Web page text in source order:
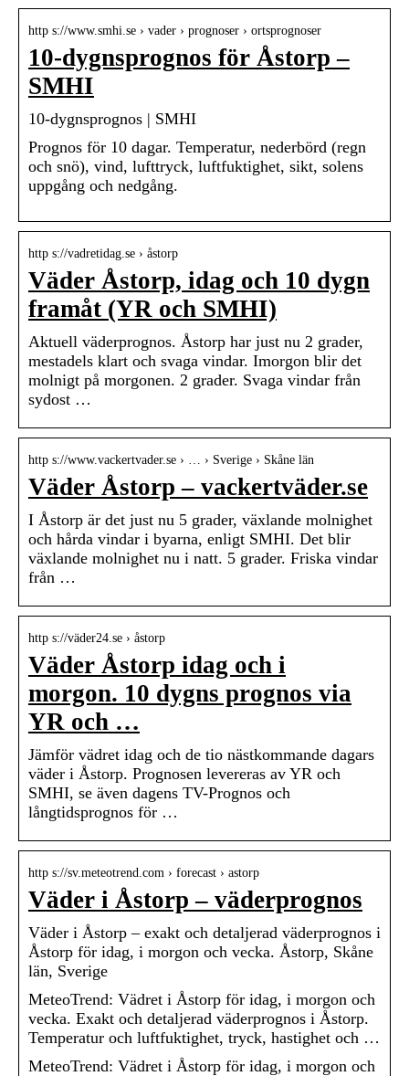
http s://www.smhi.se › vader › prognoser › ortsprognoser
10-dygnsprognos för Åstorp –
SMHI
10-dygnsprognos | SMHI
Prognos för 10 dagar. Temperatur, nederbörd (regn
och snö), vind, lufttryck, luftfuktighet, sikt, solens
uppgång och nedgång.
http s://vadretidag.se › åstorp
Väder Åstorp, idag och 10 dygn
framåt (YR och SMHI)
Aktuell väderprognos. Åstorp har just nu 2 grader,
mestadels klart och svaga vindar. Imorgon blir det
molnigt på morgonen. 2 grader. Svaga vindar från
sydost …
http s://www.vackertvader.se › … › Sverige › Skåne län
Väder Åstorp – vackertväder.se
I Åstorp är det just nu 5 grader, växlande molnighet
och hårda vindar i byarna, enligt SMHI. Det blir
växlande molnighet nu i natt. 5 grader. Friska vindar
från …
http s://väder24.se › åstorp
Väder Åstorp idag och i
morgon. 10 dygns prognos via
YR och …
Jämför vädret idag och de tio nästkommande dagars
väder i Åstorp. Prognosen levereras av YR och
SMHI, se även dagens TV-Prognos och
långtidsprognos för …
http s://sv.meteotrend.com › forecast › astorp
Väder i Åstorp – väderprognos
Väder i Åstorp – exakt och detaljerad väderprognos i
Åstorp för idag, i morgon och vecka. Åstorp, Skåne
län, Sverige
MeteoTrend: Vädret i Åstorp för idag, i morgon och
vecka. Exakt och detaljerad väderprognos i Åstorp.
Temperatur och luftfuktighet, tryck, hastighet och …
MeteoTrend: Vädret i Åstorp för idag, i morgon och